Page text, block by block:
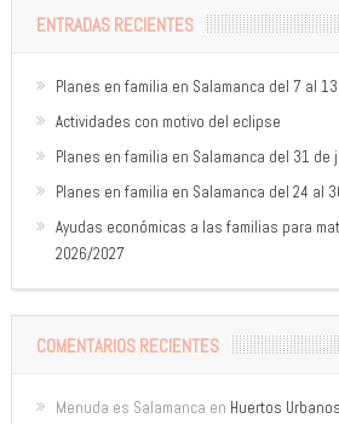
ENTRADAS RECIENTES
Planes en familia en Salamanca del 7 al
Actividades con motivo del eclipse
Planes en familia en Salamanca del 31 de
Planes en familia en Salamanca del 24 al
Ayudas económicas a las familias para
2026/2027
COMENTARIOS RECIENTES
Menuda es Salamanca en Huertos Urbanos